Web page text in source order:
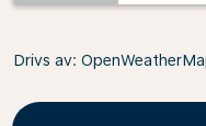
Drivs av: